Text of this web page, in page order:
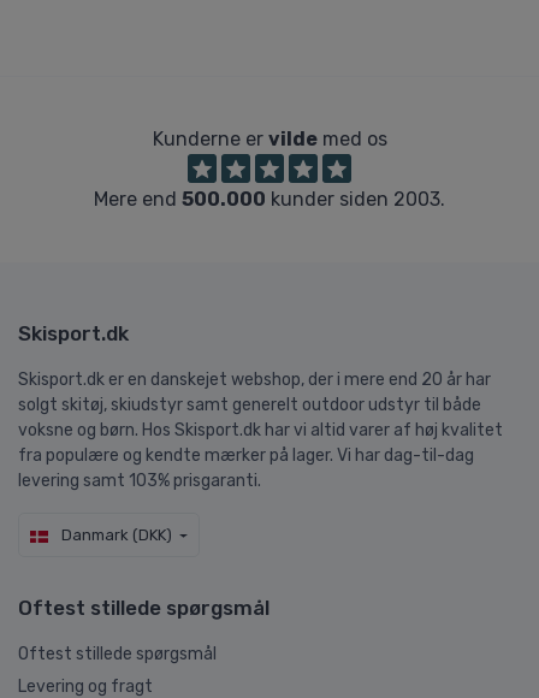
Kunderne er vildemed os
Mere end 500.000 kunder siden 2003.
Skisport.dk
Skisport.dk er en danskejet webshop, der i mere end 20 år har
solgt skitøj, skiudstyr samt generelt outdoor udstyr til både
voksne og børn. Hos Skisport.dk har vi altid varer af høj kvalitet
fra populære og kendte mærker på lager. Vi har dag-til-dag
levering samt 103% prisgaranti.
Danmark (DKK)
Oftest stillede spørgsmål
Oftest stillede spørgsmål
Levering og fragt